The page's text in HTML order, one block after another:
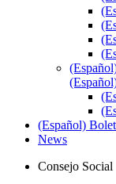
(Español)
News
Consejo Social